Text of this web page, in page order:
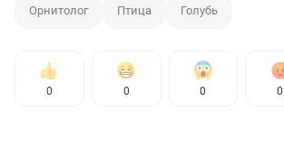
Орнитолог Птица Голубь
0 0 0 0